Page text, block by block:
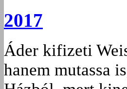
2017
Áder kifizeti
hanem mutassa